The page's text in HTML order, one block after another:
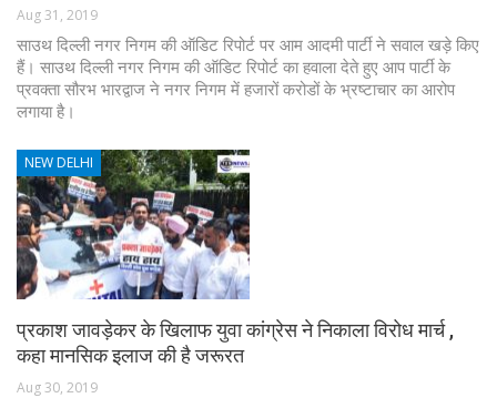
Aug 31, 2019
साउथ दिल्ली नगर निगम की ऑडिट रिपोर्ट पर आम आदमी पार्टी ने सवाल खड़े किए
हैं। साउथ दिल्ली नगर निगम की ऑडिट रिपोर्ट का हवाला देते हुए आप पार्टी के
प्रवक्ता सौरभ भारद्वाज ने नगर निगम में हजारों करोडों के भ्रष्टाचार का आरोप
लगाया है।
NEW DELHI
प्रकाश जावड़ेकर के खिलाफ युवा कांग्रेस ने निकाला विरोध मार्च ,
कहा मानसिक इलाज की है जरूरत
Aug 30, 2019